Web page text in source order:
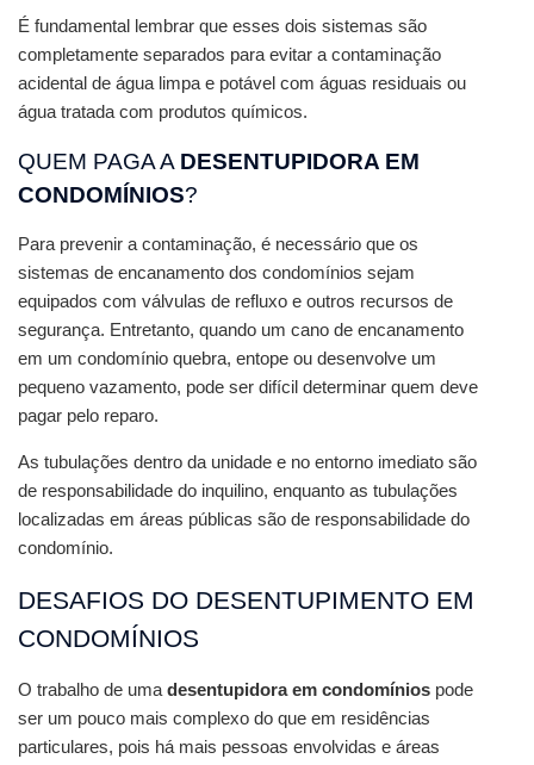
É fundamental lembrar que esses dois sistemas são
completamente separados para evitar a contaminação
acidental de água limpa e potável com águas residuais ou
água tratada com produtos químicos.
QUEM PAGA A DESENTUPIDORA EM
CONDOMÍNIOS?
Para prevenir a contaminação, é necessário que os
sistemas de encanamento dos condomínios sejam
equipados com válvulas de refluxo e outros recursos de
segurança. Entretanto, quando um cano de encanamento
em um condomínio quebra, entope ou desenvolve um
pequeno vazamento, pode ser difícil determinar quem deve
pagar pelo reparo.
As tubulações dentro da unidade e no entorno imediato são
de responsabilidade do inquilino, enquanto as tubulações
localizadas em áreas públicas são de responsabilidade do
condomínio.
DESAFIOS DO DESENTUPIMENTO EM
CONDOMÍNIOS
O trabalho de uma desentupidora em condomínios pode
ser um pouco mais complexo do que em residências
particulares, pois há mais pessoas envolvidas e áreas